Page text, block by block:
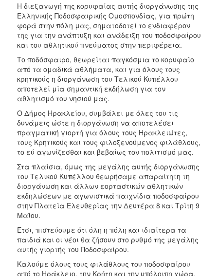
2006
ΔΗΜΟΤΗΣ
ΕΠΙΣΚΕΠΤΗΣ
ΗΡΑΚΛΕΙΟ
Η διεξαγωγή της κορυφαίας αυτής διοργάνωσης της
Ελληνικής Ποδοσφαιρικής Ομοσπονδίας, για πρώτη
φορά στην πόλη μας, σηματοδοτεί το ενδιαφέρον
της για την ανάπτυξη και ανάδειξη του ποδοσφαίρου
και του αθλητικού πνεύματος στην περιφέρεια.
Το ποδόσφαιρο, θεωρείται παγκόσμια το κορυφαίο
από τα ομαδικά αθλήματα, και για όλους τους
κρητικούς η διοργάνωση του Τελικού Κυπέλλου
αποτελεί μία σημαντική εκδήλωση για τον
αθλητισμό του νησιού μας.
Ο Δήμος Ηρακλείου, συμβάλει με όλες του τις
δυνάμεις ώστε η διοργάνωση να αποτελέσει
πραγματική γιορτή για όλους τους Ηρακλειώτες,
τους Κρητικούς και τους φιλοξενούμενος φιλάθλους,
το εύ αγωνίζεσθαι και βεβαίως τον πολιτισμό μας.
Στα πλαίσια, όμως της μεγάλης αυτής διοργάνωσης
του Τελικού Κυπέλλου θεωρήσαμε απαραίτητη τη
διοργάνωση και άλλων εορταστικών αθλητικών
εκδηλώσεων με αγωνιστικά παιχνίδια ποδοσφαίρου
στην Πλατεία Ελευθερίας την Δευτέρα 8 και Τρίτη 9
Μαΐου.
Έτσι, πιστεύουμε ότι όλη η πόλη και ιδιαίτερα τα
παιδιά και οι νέοι θα ζήσουν στο ρυθμό της μεγάλης
αυτής γιορτής του Ποδοσφαίρου.
Καλούμε όλους τους φιλάθλους του ποδοσφαίρου
από το Ηράκλειο, την Κρήτη και την υπόλοιπη χώρα,